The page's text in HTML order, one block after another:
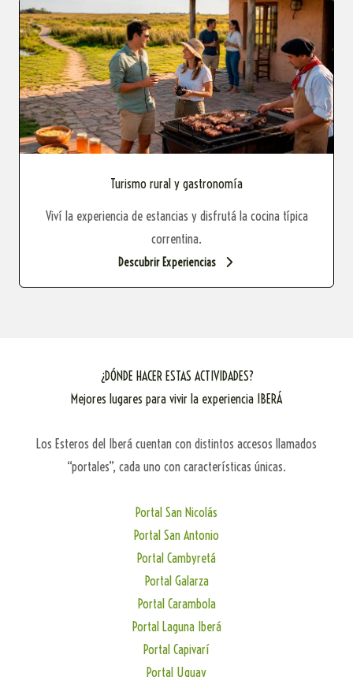
Turismo rural y gastronomía
Viví la experiencia de estancias y disfrutá la cocina típica
correntina.
Descubrir Experiencias
¿DÓNDE HACER ESTAS ACTIVIDADES?
Mejores lugares para vivir la experiencia IBERÁ
Los Esteros del Iberá cuentan con distintos accesos llamados
“portales”, cada uno con características únicas.
Portal San Nicolás
Portal San Antonio
Portal Cambyretá
Portal Galarza
Portal Carambola
Portal Laguna Iberá
Portal Capivarí
Portal Uguay